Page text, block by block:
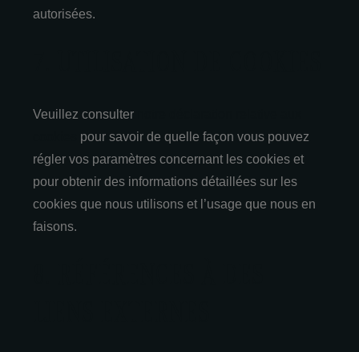
autorisées.
Veuillez consulter
pour savoir de quelle façon vous pouvez
régler vos paramètres concernant les cookies et
pour obtenir des informations détaillées sur les
cookies que nous utilisons et l’usage que nous en
faisons.